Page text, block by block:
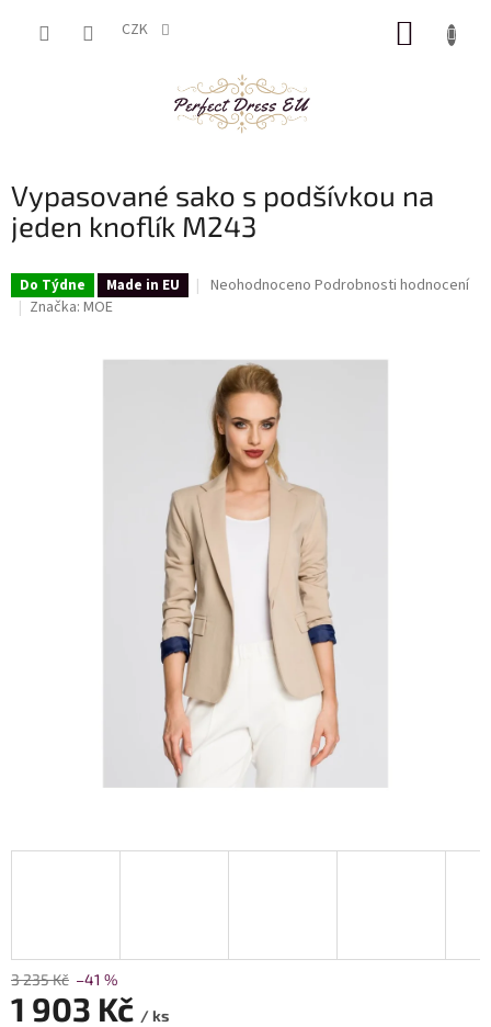
CZK
Vypasované sako s podšívkou na
jeden knoflík M243
Do Týdne Made in EU
Průměrné
0,0
z
5
hvězdiček.
Neohodnoceno Podrobnosti hodnocení
Značka: MOE
3 235 Kč –41 %
1 903 Kč / ks